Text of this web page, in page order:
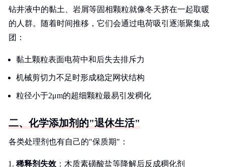
钻井液中的黏土、岩屑等固相颗粒就像冬天挤在一起取暖
的人群。随着时间推移，它们会通过电荷吸引逐渐聚集成
团：
黏土颗粒表面电荷中和后失去排斥力
机械剪切力不足时形成稳定网状结构
粒径小于2μm的超细颗粒最易引发稠化
二、化学添加剂的"退休生活"
各类处理剂也有自己的"保质期"：
稀释剂失效 ：木质素磺酸盐等降解后反成稠化剂